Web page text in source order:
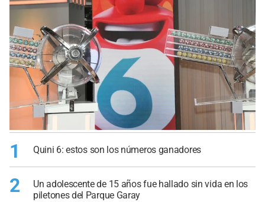
1 Quini 6: estos son los números ganadores
2
Un adolescente de 15 años fue hallado sin vida en los
piletones del Parque Garay